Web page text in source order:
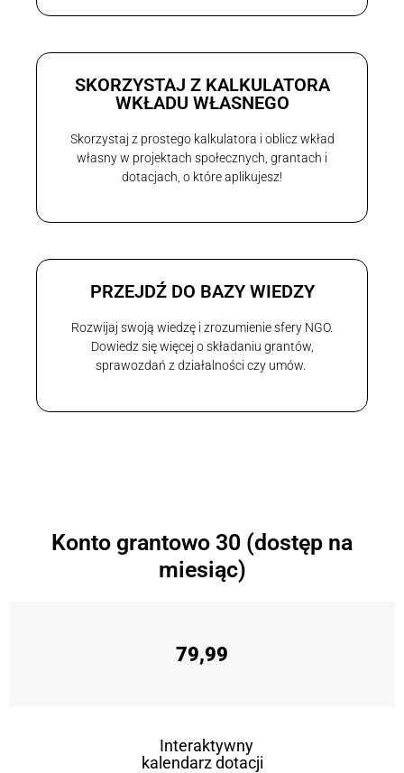
SKORZYSTAJ Z KALKULATORA
WKŁADU WŁASNEGO
Skorzystaj z prostego kalkulatora i oblicz wkład
własny w projektach społecznych, grantach i
dotacjach, o które aplikujesz!
PRZEJDŹ DO BAZY WIEDZY
Rozwijaj swoją wiedzę i zrozumienie sfery NGO.
Dowiedz się więcej o składaniu grantów,
sprawozdań z działalności czy umów.
Konto grantowo 30 (dostęp na
miesiąc)
79,99
Interaktywny
kalendarz dotacji